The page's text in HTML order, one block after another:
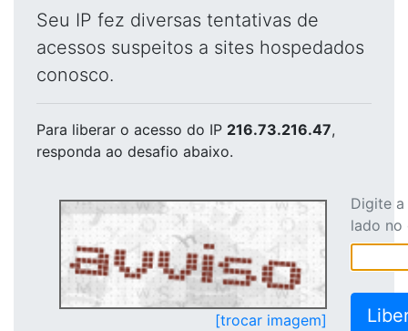
Seu IP fez diversas tentativas de
acessos suspeitos a sites hospedados
conosco.
Para liberar o acesso do IP 216.73.216.47,
responda ao desafio abaixo.
[trocar imagem]
Digite
lado no